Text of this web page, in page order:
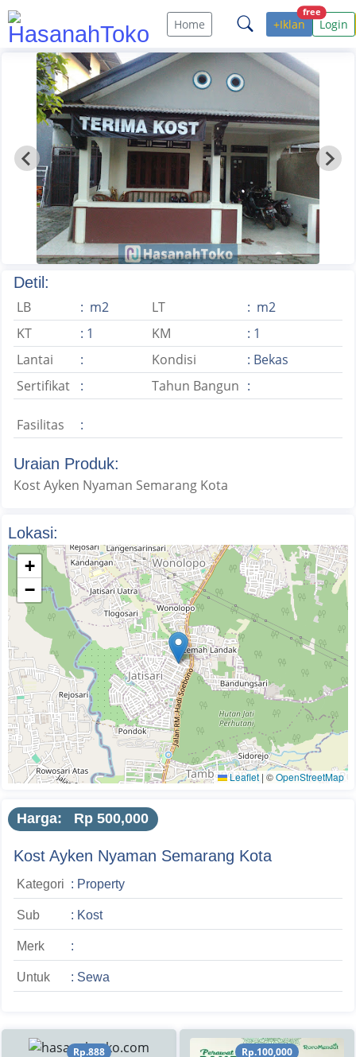
Home +Iklan
free
Login
Detil:
LB
: m2 LT
: m2
KT
: 1 KM
: 1
Lantai
: Kondisi
: Bekas
Sertifikat
: Tahun Bangun :
Fasilitas :
Uraian Produk:
Kost Ayken Nyaman Semarang Kota
Lokasi:
+
−
Leaflet | ©OpenStreetMap
Harga: Rp 500,000
Kost Ayken Nyaman Semarang Kota
Kategori : Property
Sub : Kost
Merk :
Untuk : Sewa
Rp.888 Rp.100,000